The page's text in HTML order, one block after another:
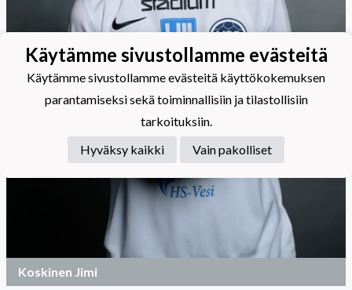
Koskinen Jimi
Käytämme sivustollamme evästeitä
Käytämme sivustollamme evästeitä käyttökokemuksen
parantamiseksi sekä toiminnallisiin ja tilastollisiin
tarkoituksiin.
Hyväksy kaikki
Vain pakolliset